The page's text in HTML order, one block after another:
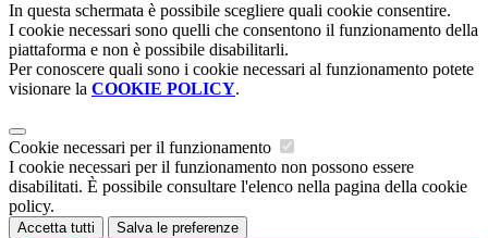
In questa schermata è possibile scegliere quali cookie consentire.
I cookie necessari sono quelli che consentono il funzionamento della
piattaforma e non è possibile disabilitarli.
Per conoscere quali sono i cookie necessari al funzionamento potete
visionare la COOKIE POLICY.
Cookie necessari per il funzionamento
I cookie necessari per il funzionamento non possono essere
disabilitati. È possibile consultare l'elenco nella pagina della cookie
policy.
Accetta tutti Salva le preferenze